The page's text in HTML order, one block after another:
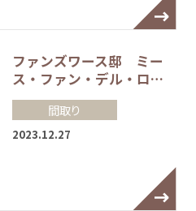
ファンズワース邸 ミー
ス・ファン・デル・ロ…
間取り
2023.12.27